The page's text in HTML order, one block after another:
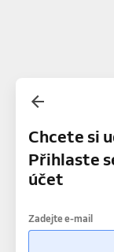
Chcete si
Přihlaste
účet
Zadejte e-mail